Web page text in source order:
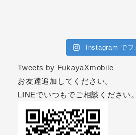
Instagram でフ
Tweets by FukayaXmobile
お友達追加してください。
LINEでいつもでご相談ください。